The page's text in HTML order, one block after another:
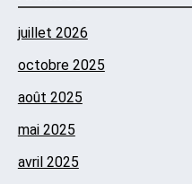
juillet 2026
octobre 2025
août 2025
mai 2025
avril 2025